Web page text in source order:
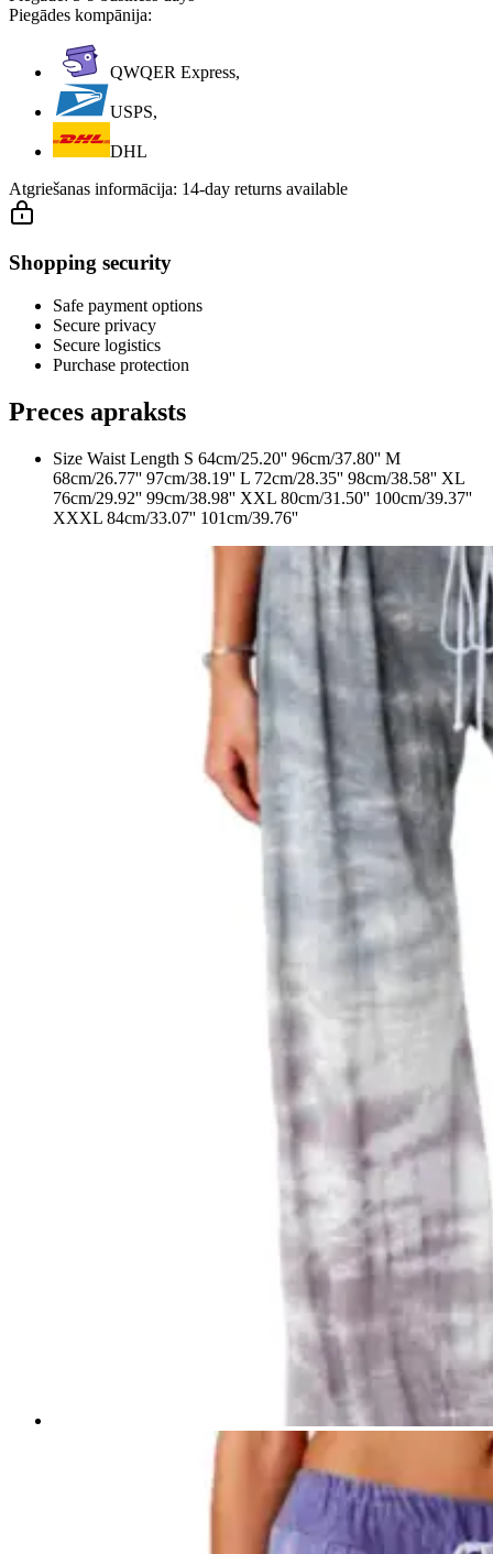
Piegādes kompānija:
QWQER Express,
USPS,
DHL
Atgriešanas informācija: 14-day returns available
Shopping security
Safe payment options
Secure privacy
Secure logistics
Purchase protection
Preces apraksts
Size Waist Length S 64cm/25.20'' 96cm/37.80'' M
68cm/26.77'' 97cm/38.19'' L 72cm/28.35'' 98cm/38.58'' XL
76cm/29.92'' 99cm/38.98'' XXL 80cm/31.50'' 100cm/39.37''
XXXL 84cm/33.07'' 101cm/39.76''